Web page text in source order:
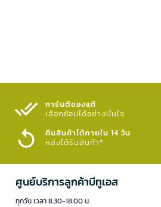
การันตีของแท้
เลือกช้อปได้อย่างมั่นใจ​
คืนสินค้าได้ภายใน 14 วัน
หลังได้รับสินค้า*
ศูนย์บริการลูกค้าบีทูเอส
ทุกวัน เวลา 8.30-18.00 น.